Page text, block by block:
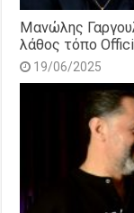
Μανώλης
λάθος τόπο
19/06/2025